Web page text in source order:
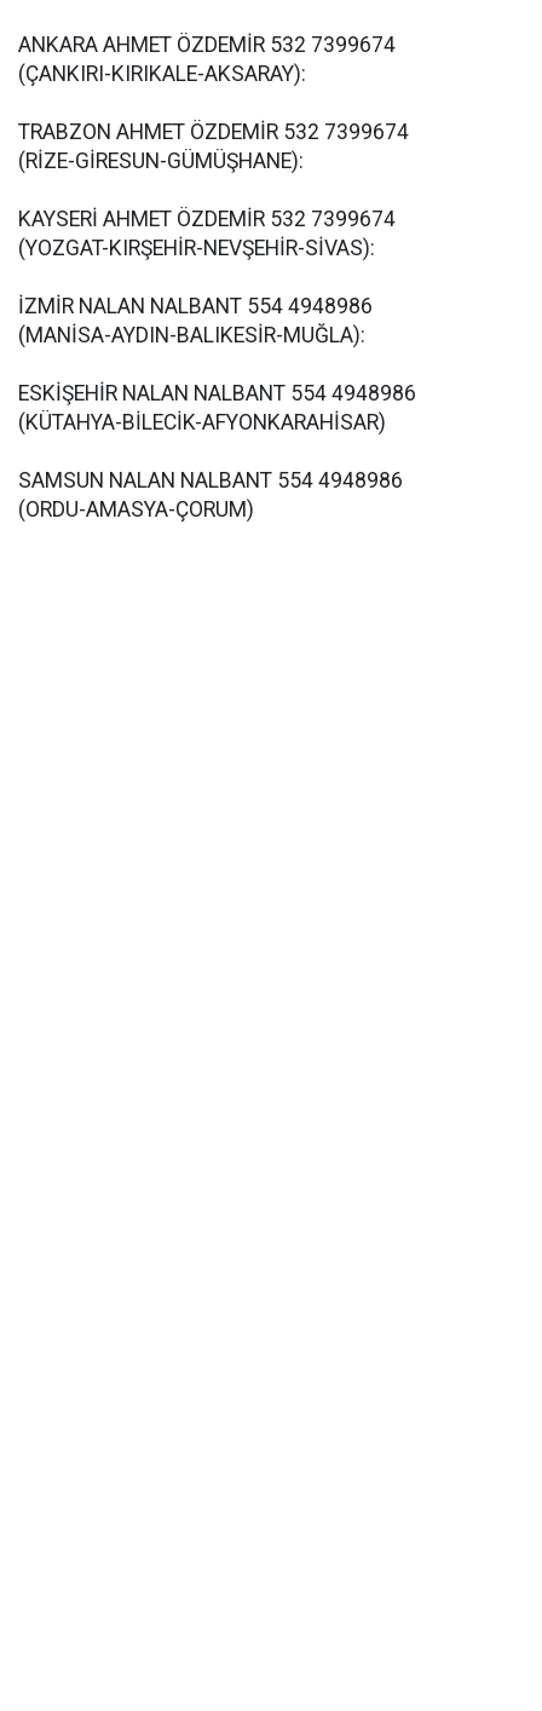
ANKARA AHMET ÖZDEMİR 532 7399674
(ÇANKIRI-KIRIKALE-AKSARAY):
TRABZON AHMET ÖZDEMİR 532 7399674
(RİZE-GİRESUN-GÜMÜŞHANE):
KAYSERİ AHMET ÖZDEMİR 532 7399674
(YOZGAT-KIRŞEHİR-NEVŞEHİR-SİVAS):
İZMİR NALAN NALBANT 554 4948986
(MANİSA-AYDIN-BALIKESİR-MUĞLA):
ESKİŞEHİR NALAN NALBANT 554 4948986
(KÜTAHYA-BİLECİK-AFYONKARAHİSAR)
SAMSUN NALAN NALBANT 554 4948986
(ORDU-AMASYA-ÇORUM)